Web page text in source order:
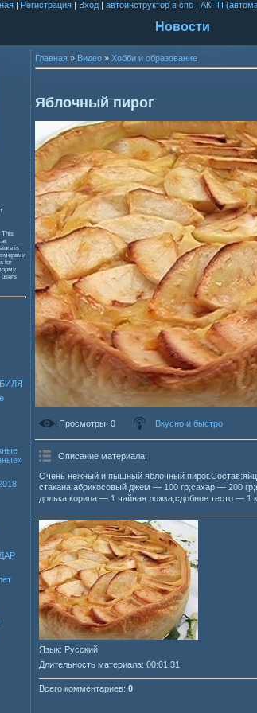
| Регистрация| Вход| автоинструктор в спб| АКПП
Новости
This
is
for
users
Главная » Видео » Хобби и образование
Яблочный пирог
Просмотры: 0 Вкусно и быстро
Описание материала:
Очень нежный и пышный яблочный
стакана;абрикосовый джем — 100 гр;сахар — 200
долька;корица — 1 чайная ложка;сдобное тесто — 1
Язык: Русский
Длительность материала: 00:01:31
Всего комментариев: 0